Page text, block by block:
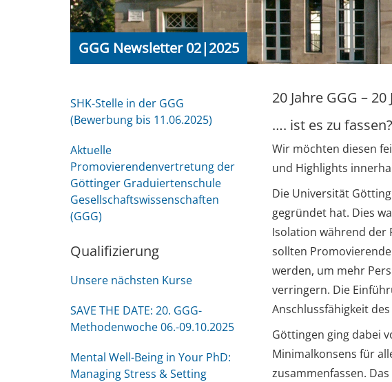
GGG Newsletter 02|2025
SHK-Stelle in der GGG
(Bewerbung bis 11.06.2025)
Aktuelle
Promovierendenvertretung der
Göttinger Graduiertenschule
Gesellschaftswissenschaften
(GGG)
Qualifizierung
Unsere nächsten Kurse
SAVE THE DATE: 20. GGG-
Methodenwoche 06.-09.10.2025
Mental Well-Being in Your PhD:
Managing Stress & Setting
20 Jahre GGG –
…. ist es zu
Wir möchten diesen
und Highlights
Die Universität
gegründet hat. Dies
Isolation während der
sollten
werden, um mehr
verringern. Die
Anschlussfähigkeit
Göttingen ging dabei
Minimalkonsens für
zusammenfassen. Das